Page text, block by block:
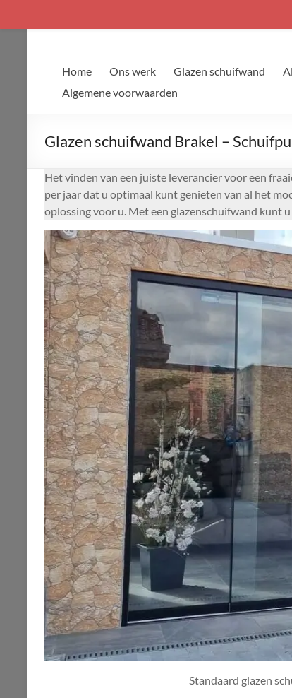
Home Ons werk Glazen schuifwand
Algemene voorwaarden
Glazen schuifwand Brakel –
Het vinden van een juiste leverancier voor een
per jaar dat u optimaal kunt genieten van al het
oplossing voor u. Met een glazenschuifwand kunt
Standaard glazen